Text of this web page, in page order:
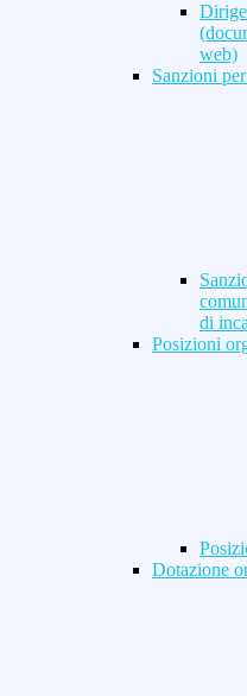
web)
Sanzioni
di
Posizioni
Dotazione